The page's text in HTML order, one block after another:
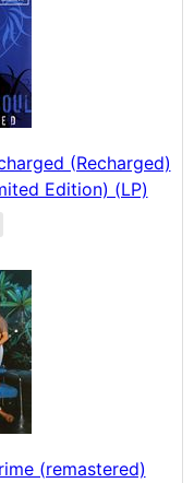
(Recharged)
Edition) (LP)
(remastered)